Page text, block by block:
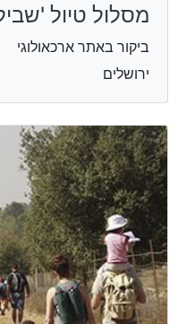
מסלול טיול
ביקור באתר ארכאולוגי
ירושלים